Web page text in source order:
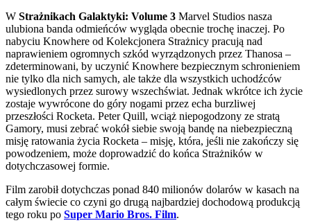
W Strażnikach Galaktyki: Volume 3 Marvel Studios nasza
ulubiona banda odmieńców wygląda obecnie trochę inaczej. Po
nabyciu Knowhere od Kolekcjonera Strażnicy pracują nad
naprawieniem ogromnych szkód wyrządzonych przez Thanosa –
zdeterminowani, by uczynić Knowhere bezpiecznym schronieniem
nie tylko dla nich samych, ale także dla wszystkich uchodźców
wysiedlonych przez surowy wszechświat. Jednak wkrótce ich życie
zostaje wywrócone do góry nogami przez echa burzliwej
przeszłości Rocketa. Peter Quill, wciąż niepogodzony ze stratą
Gamory, musi zebrać wokół siebie swoją bandę na niebezpieczną
misję ratowania życia Rocketa – misję, która, jeśli nie zakończy się
powodzeniem, może doprowadzić do końca Strażników w
dotychczasowej formie.
Film zarobił dotychczas ponad 840 milionów dolarów w kasach na
całym świecie co czyni go drugą najbardziej dochodową produkcją
tego roku po Super Mario Bros. Film.